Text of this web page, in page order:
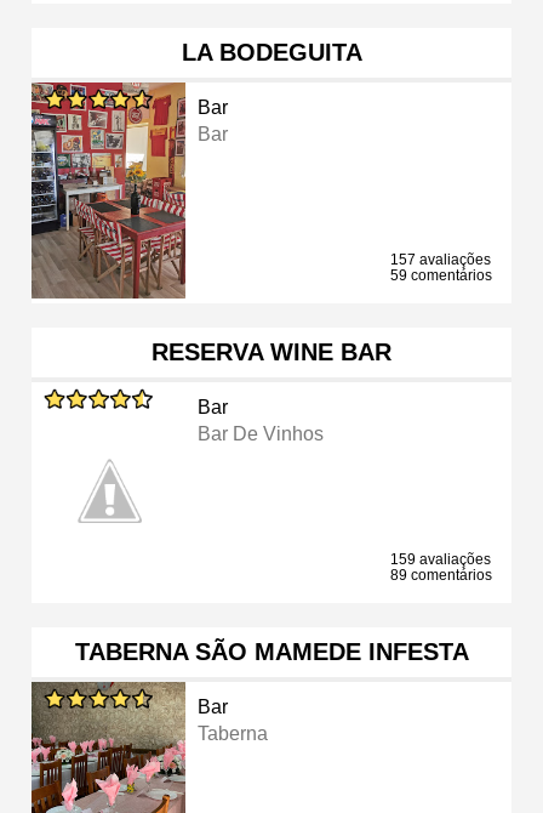
LA BODEGUITA
Bar
Bar
157 avaliações
59 comentários
RESERVA WINE BAR
Bar
Bar De Vinhos
159 avaliações
89 comentários
TABERNA SÃO MAMEDE INFESTA
Bar
Taberna